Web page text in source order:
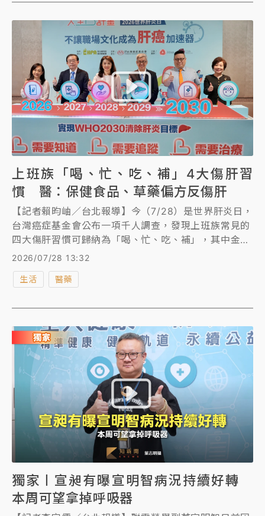
上班族「喝、忙、吃、補」4大傷肝習
慣 醫：保健食品、草藥偏方反傷肝
【記者賴昀岫／台北報導】今（7/28）是世界肝炎日，
台灣癌症基金會公布一項千人調查，發現上班族常見的
四大傷肝習慣可歸納為「喝、忙、吃、補」，其中金融
保險業受訪者應酬飲酒壓力居冠，其次為軍公教人員。
不少人以為保健食品、草藥偏方可以補肝，但其實反而
可能成為傷肝行為。衛福部國健署呼籲，自114年8月1
圍，1986年前出生至79歲民眾皆可終身接受一次免費
篩檢，220萬名青壯年族群可提早接受篩檢。
2026/07/28 13:32
生活 醫藥
獨家〡宣昶有曝宣明智病況持續好轉
本周可望拿掉呼吸器